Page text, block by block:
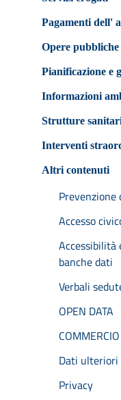
Pagamenti dell'
Opere pubbliche
Pianificazione e
Informazioni
Strutture
Interventi
Altri contenuti
Prevenzione
Accesso
Accessibilità
banche dati
Verbali
OPEN DATA
COMMERCIO
Dati ulteriori
Privacy